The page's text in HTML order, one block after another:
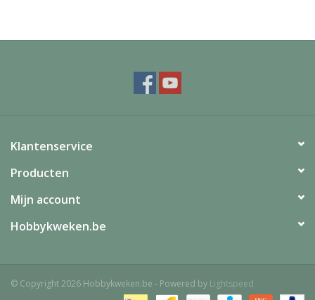
Klantenservice
Producten
Mijn account
Hobbykweken.be
© Copyright 2026 Hobbykweken.be - Powered by Lightspeed